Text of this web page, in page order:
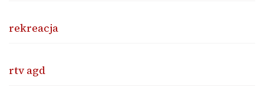
rekreacja
rtv agd